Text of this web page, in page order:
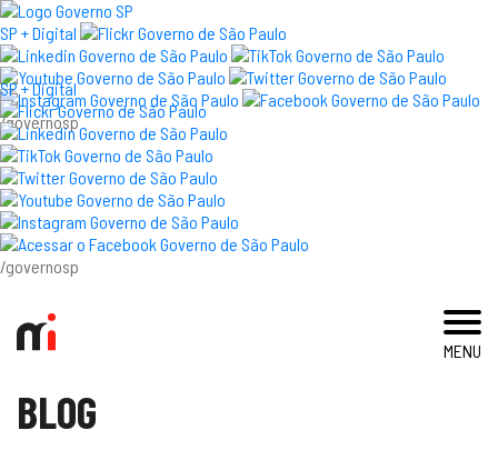
SP + Digital
/governosp
SP + Digital
/governosp
MENU
exposições e eventos
acervo e pesquisa
BLOG